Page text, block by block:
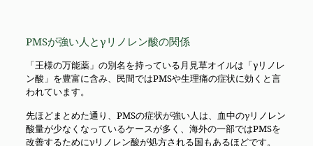
PMSが強い人とγリノレン酸の関係
「王様の万能薬」の別名を持っている月見草オイルは「γリノレ
ン酸」を豊富に含み、民間ではPMSや生理痛の症状に効くと言
われています。
先ほどまとめた通り、PMSの症状が強い人は、血中のγリノレン
酸量が少なくなっているケースが多く、海外の一部ではPMSを
改善するためにγリノレン酸が処方される国もあるほどです。